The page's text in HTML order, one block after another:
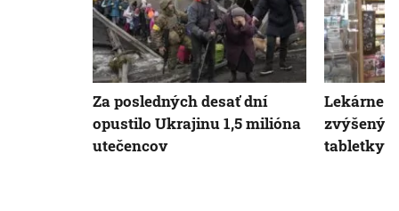
Za posledných desať dní
opustilo Ukrajinu 1,5 milióna
utečencov
Lekárne
zvýšený
tabletky